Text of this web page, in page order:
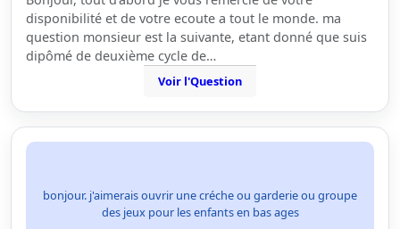
disponibilité et de votre ecoute a tout le monde. ma
question monsieur est la suivante, etant donné que suis
dipômé de deuxième cycle de…
Voir l'Question
bonjour. j'aimerais ouvrir une créche ou garderie ou groupe
des jeux pour les enfants en bas ages